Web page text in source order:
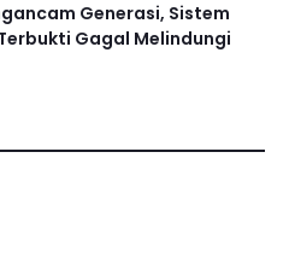
Generasi, Sistem
Gagal Melindungi